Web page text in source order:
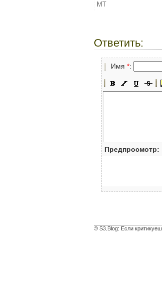
MT
Ответить:
Имя *:
Предпросмотр:
© S3.Blog: Если